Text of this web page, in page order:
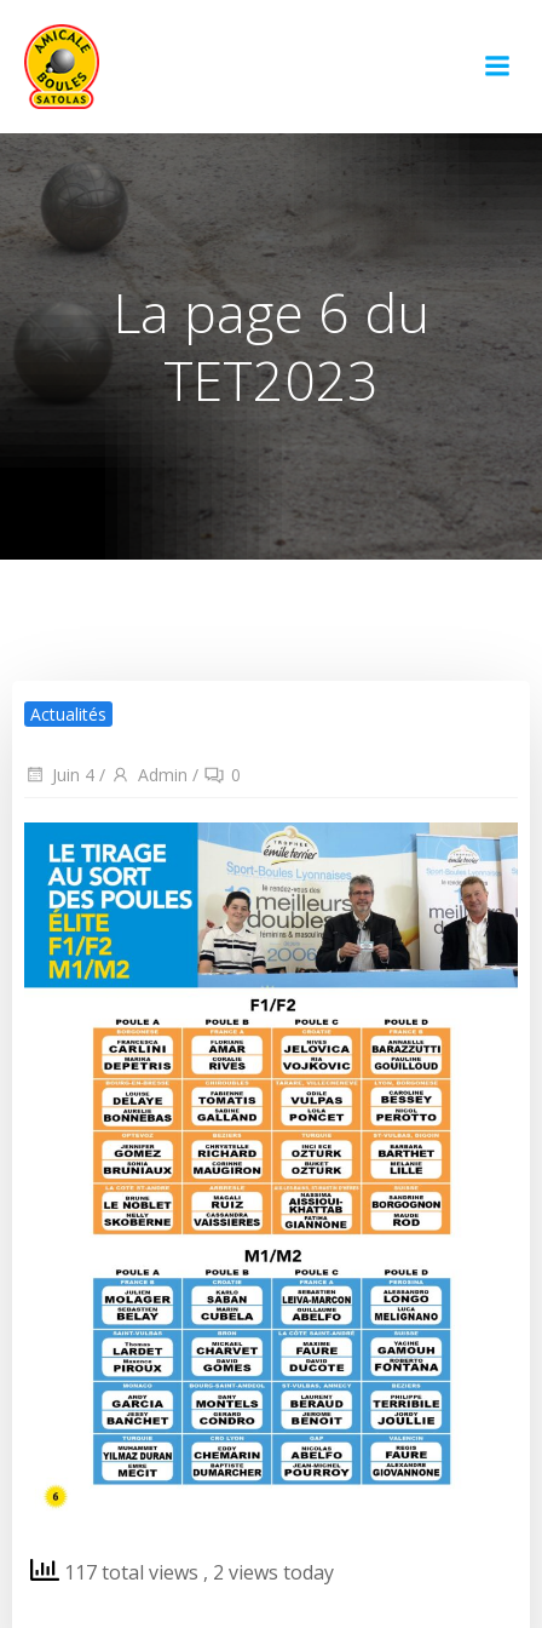
La page 6 du
TET2023
Actualités
Juin 4 / Admin / 0
117 total views , 2 views today